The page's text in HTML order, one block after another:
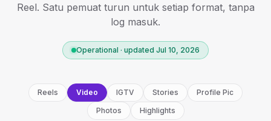
Reel. Satu pemuat turun untuk setiap format, tanpa
log masuk.
Operational · updated Jul 10, 2026
Reels Video IGTV Stories
Profile Pic
Photos
Highlights